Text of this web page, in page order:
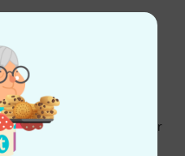
lässt sich einfach ohne
Lediglich die Neigung der
sich bei wenig